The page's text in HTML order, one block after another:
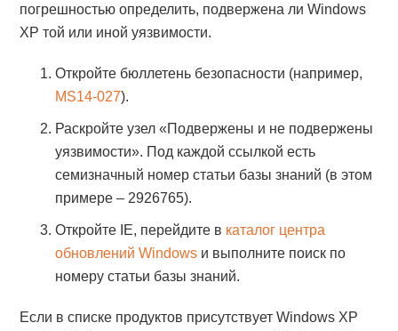
погрешностью определить, подвержена ли Windows
XP той или иной уязвимости.
Откройте бюллетень безопасности (например,
MS14-027).
Раскройте узел «Подвержены и не подвержены
уязвимости». Под каждой ссылкой есть
семизначный номер статьи базы знаний (в этом
примере – 2926765).
Откройте IE, перейдите в каталог центра
обновлений Windows и выполните поиск по
номеру статьи базы знаний.
Если в списке продуктов присутствует Windows XP